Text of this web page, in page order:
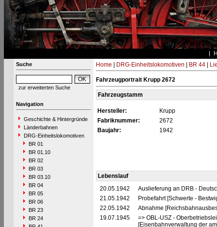
Suche
zur erweiterten Suche
Navigation
Geschichte & Hintergründe
Länderbahnen
DRG-Einheitslokomotiven
BR 01
BR 01.10
BR 02
BR 03
BR 03.10
BR 04
BR 05
BR 06
BR 23
BR 24
Home DRG-Einheitslokomotiven BR 44|
Fahrzeugportrait Krupp 2672
Fahrzeugstamm
Hersteller:
Krupp
Fabriknummer:
2672
Baujahr:
1942
Lebenslauf
20.05.1942
Auslieferung an DRB -
21.05.1942
Probefahrt [Schwerte -
22.05.1942
Abnahme
19.07.1945
=> OBL-USZ -
[Eisenbahnverwaltung der